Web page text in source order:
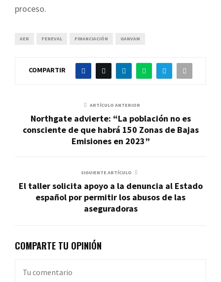
proceso.
AER FENEVAL FINANCIACIÓN GANVAM
COMPARTIR
ARTÍCULO ANTERIOR
Northgate advierte: “La población no es
consciente de que habrá 150 Zonas de Bajas
Emisiones en 2023”
SIGUIENTE ARTÍCULO
El taller solicita apoyo a la denuncia al Estado
español por permitir los abusos de las
aseguradoras
COMPARTE TU OPINIÓN